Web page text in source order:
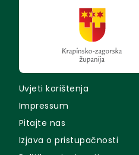
Uvjeti korištenja
Impressum
Pitajte nas
Izjava o pristupačnosti